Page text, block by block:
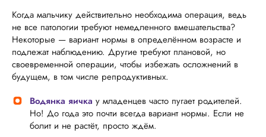
Когда мальчику действительно необходима операция, ведь
не все патологии требуют немедленного вмешательства?
Некоторые — вариант нормы в определённом возрасте и
подлежат наблюдению. Другие требуют плановой, но
своевременной операции, чтобы избежать осложнений в
будущем, в том числе репродуктивных.
Водянка яичка у младенцев часто пугает родителей.
Но! До года это почти всегда вариант нормы. Если не
болит и не растёт, просто ждём.